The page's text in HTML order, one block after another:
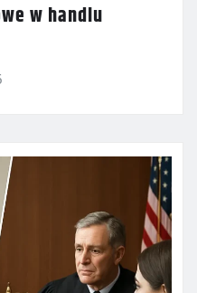
w handlu